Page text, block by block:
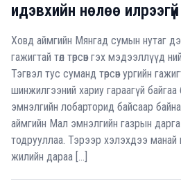
идэвхийн нөлөө илрээгүй
Ховд аймгийн Мянгад сумын нутаг
гажигтай төл төрсөн гэх мэдээллүүд
Тэгвэл тус суманд төрсөн ургийн
шинжилгээний хариу гараагүй байгаа
эмнэлгийн лобарторид байсаар
аймгийн Мал эмнэлгийн газрын
тодрууллаа. Тэрээр хэлэхдээ
жилийн дараа […]